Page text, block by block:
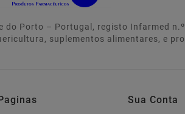
do Porto – Portugal, registo Infarmed
suplementos alimentares, e
Paginas Sua Conta